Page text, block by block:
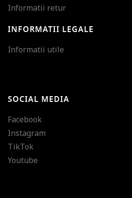
Informatii retur
INFORMATII LEGALE
Informatii utile
SOCIAL MEDIA
Facebook
Instagram
TikTok
Youtube